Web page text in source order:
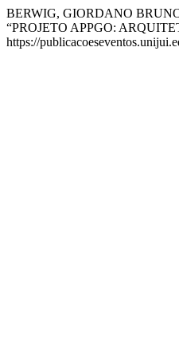
BERWIG, GIORDANO
“PROJETO APPGO:
https://